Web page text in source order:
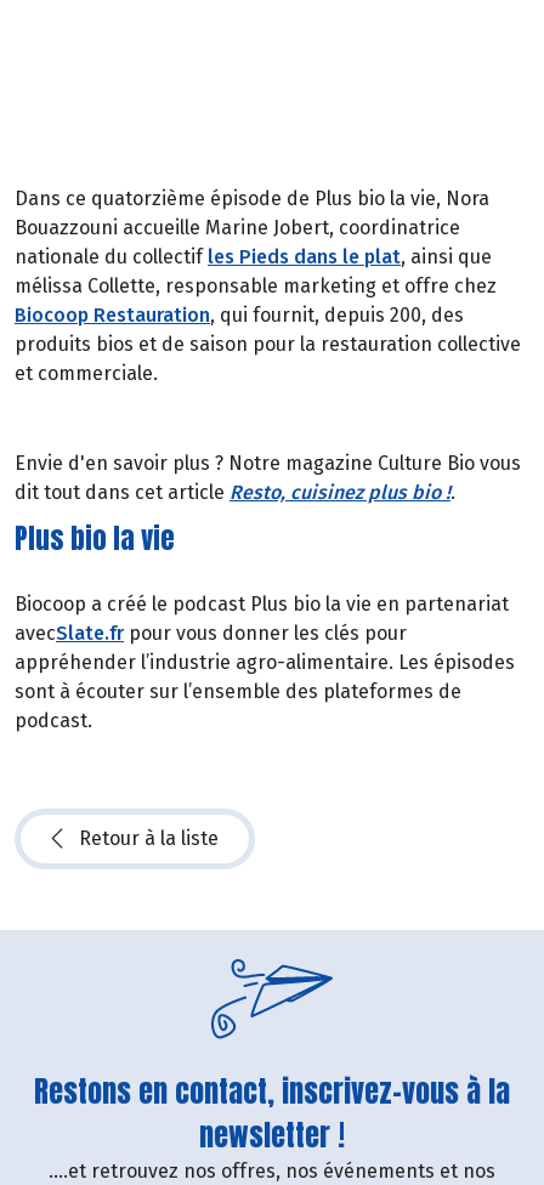
Dans ce quatorzième épisode de Plus bio la vie, Nora
Bouazzouni accueille Marine Jobert, coordinatrice
nationale du collectif les Pieds dans le plat, ainsi que
mélissa Collette, responsable marketing et offre chez
Biocoop Restauration, qui fournit, depuis 200, des
produits bios et de saison pour la restauration collective
et commerciale.
Envie d'en savoir plus ? Notre magazine Culture Bio vous
dit tout dans cet article Resto, cuisinez plus bio !.
Plus bio la vie
Biocoop a créé le podcast Plus bio la vie en partenariat
avecSlate.fr pour vous donner les clés pour
appréhender l’industrie agro-alimentaire. Les épisodes
sont à écouter sur l’ensemble des plateformes de
podcast.
Retour à la liste
Restons en contact, inscrivez-vous à la
newsletter !
....et retrouvez nos offres, nos événements et nos